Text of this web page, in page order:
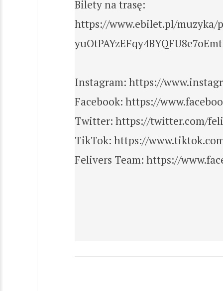
Bilety na trasę:
https://www.ebilet.pl/muzyka/
Instagram: https://
Facebook: https://
Twitter: https://twitter.com/
TikTok: https://
Felivers Team: https://